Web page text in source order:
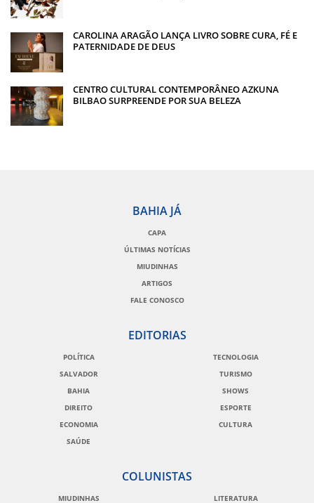
CAROLINA ARAGÃO LANÇA LIVRO SOBRE CURA, FÉ E
PATERNIDADE DE DEUS
CENTRO CULTURAL CONTEMPORÂNEO AZKUNA
BILBAO SURPREENDE POR SUA BELEZA
BAHIA JÁ
CAPA
ÚLTIMAS NOTÍCIAS
MIUDINHAS
ARTIGOS
FALE CONOSCO
EDITORIAS
POLÍTICA
SALVADOR
BAHIA
DIREITO
ECONOMIA
SAÚDE
TECNOLOGIA
TURISMO
SHOWS
ESPORTE
CULTURA
COLUNISTAS
MIUDINHAS LITERATURA